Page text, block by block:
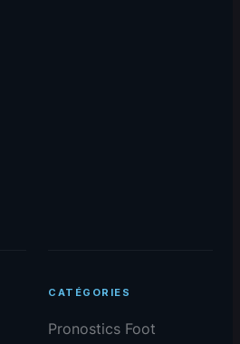
CATÉGORIES
Pronostics Foot